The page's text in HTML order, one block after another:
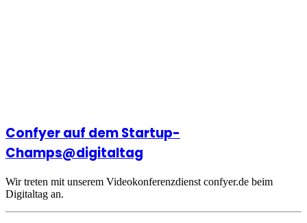
Confyer auf dem Startup-
Champs@digitaltag
Wir treten mit unserem Videokonferenzdienst confyer.de beim
Digitaltag an.